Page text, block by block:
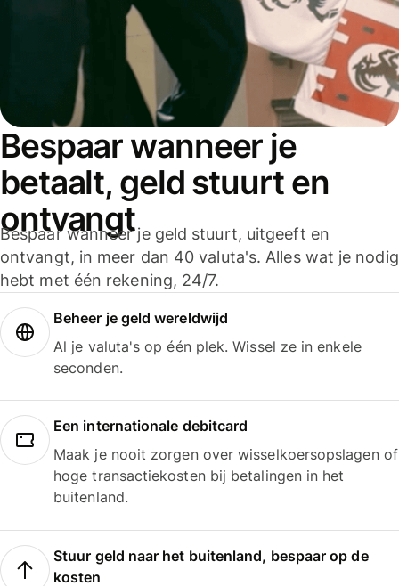
Bespaar wanneer je
betaalt, geld stuurt en
ontvangt
Bespaar wanneer je geld stuurt, uitgeeft en
ontvangt, in meer dan 40 valuta's. Alles wat je nodig
hebt met één rekening, 24/7.
Beheer je geld wereldwijd
Al je valuta's op één plek. Wissel ze in enkele
seconden.
Een internationale debitcard
Maak je nooit zorgen over wisselkoersopslagen of
hoge transactiekosten bij betalingen in het
buitenland.
Stuur geld naar het buitenland, bespaar op de
kosten